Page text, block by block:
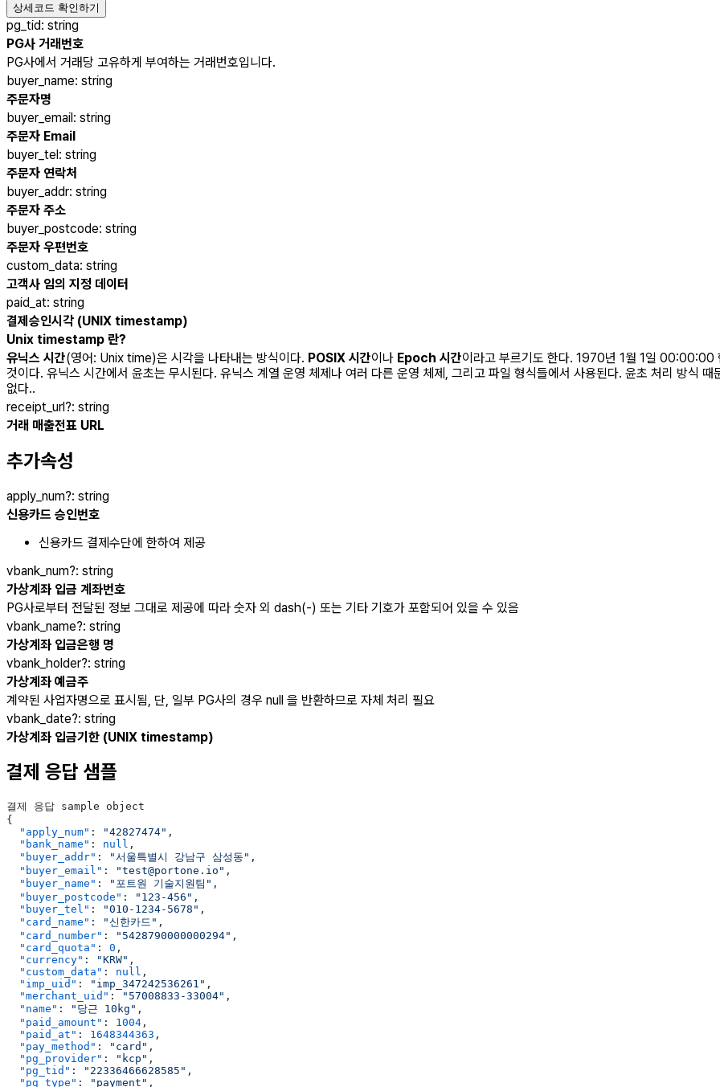
상세코드 확인하기
pg_tid: string
PG사 거래번호
PG사에서 거래당 고유하게 부여하는 거래번호입니다.
buyer_name: string
주문자명
buyer_email: string
주문자 Email
buyer_tel: string
주문자 연락처
buyer_addr: string
주문자 주소
buyer_postcode: string
주문자 우편번호
custom_data: string
고객사 임의 지정 데이터
paid_at: string
결제승인시각 (UNIX timestamp)
Unix timestamp 란?
유닉스 시간(영어: Unix time)은 시각을 나타내는 방식이다. POSIX 시간이나 Epoch 시간이라고 부르기도 한다. 1970년 1월 1일 00:00:00
것이다. 유닉스 시간에서 윤초는 무시된다. 유닉스 계열 운영 체제나 여러 다른 운영 체제, 그리고 파일 형식들에서 사용된다. 윤초 처리 방식
없다..
receipt_url?: string
거래 매출전표 URL
추가속성
apply_num?: string
신용카드 승인번호
신용카드 결제수단에 한하여 제공
vbank_num?: string
가상계좌 입금 계좌번호
PG사로부터 전달된 정보 그대로 제공에 따라 숫자 외 dash(-) 또는 기타 기호가 포함되어 있을 수 있음
vbank_name?: string
가상계좌 입금은행 명
vbank_holder?: string
가상계좌 예금주
계약된 사업자명으로 표시됨, 단, 일부 PG사의 경우 null 을 반환하므로 자체 처리 필요
vbank_date?: string
가상계좌 입금기한 (UNIX timestamp)
결제 응답 샘플
결제 응답 sample object
{
  "apply_num"
: "42827474" ,
  "bank_name"
: null ,
  "buyer_addr"
: "서울특별시 강남구 삼성동" ,
  "buyer_email"
: "test@portone.io" ,
  "buyer_name"
: "포트원 기술지원팀" ,
  "buyer_postcode"
: "123-456" ,
  "buyer_tel"
: "010-1234-5678" ,
  "card_name"
: "신한카드" ,
  "card_number"
: "5428790000000294" ,
  "card_quota"
: 0 ,
  "currency"
: "KRW" ,
  "custom_data"
: null ,
  "imp_uid"
: "imp_347242536261" ,
  "merchant_uid"
: "57008833-33004" ,
  "name"
: "당근 10kg" ,
  "paid_amount"
: 1004 ,
  "paid_at"
: 1648344363 ,
  "pay_method"
: "card" ,
  "pg_provider"
: "kcp" ,
  "pg_tid"
: "22336466628585" ,
  "pg_type"
: "payment" ,